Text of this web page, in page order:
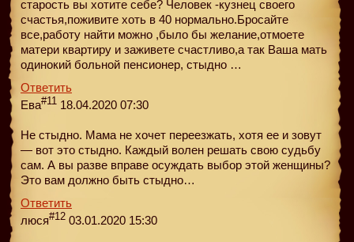
старость вы хотите себе? Человек -кузнец своего
счастья,поживите хоть в 40 нормально.Бросайте
все,работу найти можно ,было бы желание,отмоете
матери квартиру и заживете счастливо,а так Ваша мать
одинокий больной пенсионер, стыдно …
Ответить
Ева#11 18.04.2020 07:30
Не стыдно. Мама не хочет переезжать, хотя ее и зовут
— вот это стыдно. Каждый волен решать свою судьбу
сам. А вы разве вправе осуждать выбор этой женщины?
Это вам должно быть стыдно…
Ответить
люся#12 03.01.2020 15:30